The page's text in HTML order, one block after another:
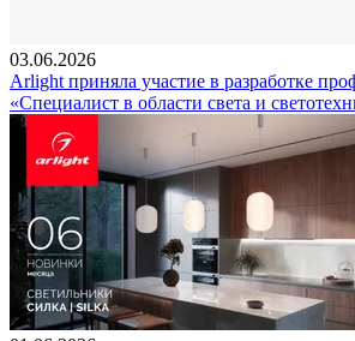
03.06.2026
Arlight приняла участие в разработке
«Специалист в области света и